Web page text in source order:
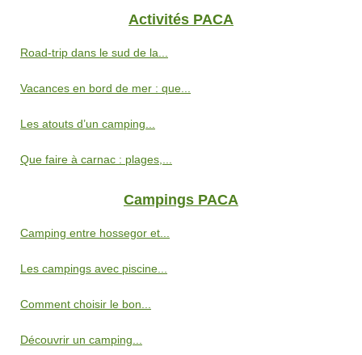
Activités PACA
Road-trip dans le sud de la...
Vacances en bord de mer : que...
Les atouts d’un camping...
Que faire à carnac : plages,...
Campings PACA
Camping entre hossegor et...
Les campings avec piscine...
Comment choisir le bon...
Découvrir un camping...